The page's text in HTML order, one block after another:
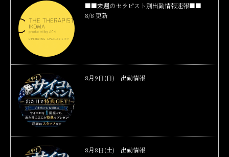
■■来週のセラピスト別出勤情報速報■■
8/8 更新
8月9日(日) 出勤情報
8月8日(土) 出勤情報